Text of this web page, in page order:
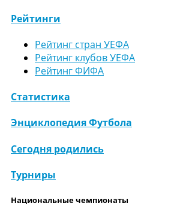
Рейтинги
Рейтинг стран УЕФА
Рейтинг клубов УЕФА
Рейтинг ФИФА
Статистика
Энциклопедия Футбола
Сегодня родились
Турниры
Национальные чемпионаты